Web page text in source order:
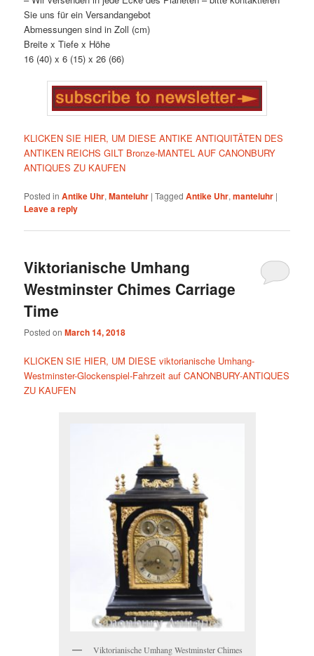
Sie uns für ein Versandangebot
Abmessungen sind in Zoll (cm)
Breite x Tiefe x Höhe
16 (40) x 6 (15) x 26 (66)
KLICKEN SIE HIER, UM DIESE ANTIKE ANTIQUITÄTEN DES
ANTIKEN REICHS GILT Bronze-MANTEL AUF CANONBURY
ANTIQUES ZU KAUFEN
Posted in Antike Uhr,Manteluhr |Tagged Antike Uhr,manteluhr |
Leave a reply
Viktorianische Umhang
Westminster Chimes Carriage
Time
Posted onMarch 14, 2018
KLICKEN SIE HIER, UM DIESE viktorianische Umhang-
Westminster-Glockenspiel-Fahrzeit auf CANONBURY-ANTIQUES
ZU KAUFEN
Viktorianische Umhang Westminster Chimes